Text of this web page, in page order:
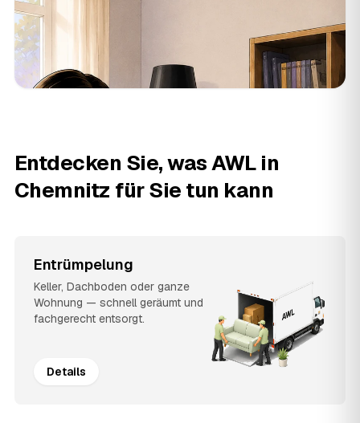
Entdecken Sie, was AWL in
Chemnitz für Sie tun kann
Entrümpelung
Keller, Dachboden oder ganze
Wohnung — schnell geräumt und
fachgerecht entsorgt.
Details